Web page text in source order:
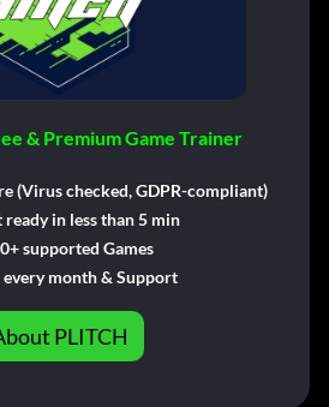
& Premium Game Trainer
(Virus checked, GDPR-compliant)
ready in less than 5 min
supported Games
every month & Support
PLITCH